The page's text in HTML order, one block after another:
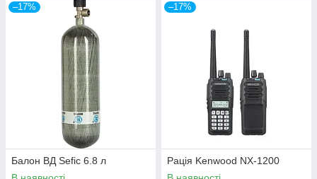
–17%
Балон ВД Sefic 6.8 л
–17%
Рація Kenwood NX-1200